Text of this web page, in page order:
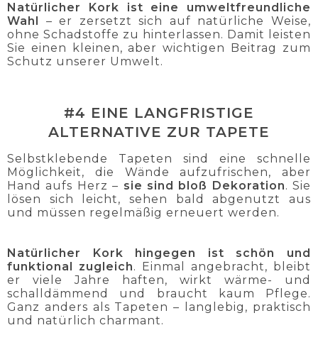
Natürlicher Kork ist eine umweltfreundliche
Wahl
– er zersetzt sich auf natürliche Weise,
ohne Schadstoffe zu hinterlassen. Damit leisten
Sie einen kleinen, aber wichtigen Beitrag zum
Schutz unserer Umwelt.
#4 EINE LANGFRISTIGE
ALTERNATIVE ZUR TAPETE
Selbstklebende Tapeten sind eine schnelle
Möglichkeit, die Wände aufzufrischen, aber
Hand aufs Herz – sie sind bloß Dekoration. Sie
lösen sich leicht, sehen bald abgenutzt aus
und müssen regelmäßig erneuert werden.
Natürlicher Kork hingegen ist schön und
funktional zugleich. Einmal angebracht, bleibt
er viele Jahre haften, wirkt wärme- und
schalldämmend und braucht kaum Pflege.
Ganz anders als Tapeten – langlebig, praktisch
und natürlich charmant.